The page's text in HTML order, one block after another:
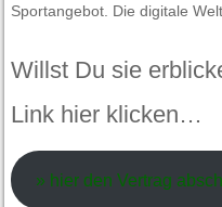
Sportangebot. Die digitale
Willst Du sie
Link hier klicken…
» hier den Vertrag